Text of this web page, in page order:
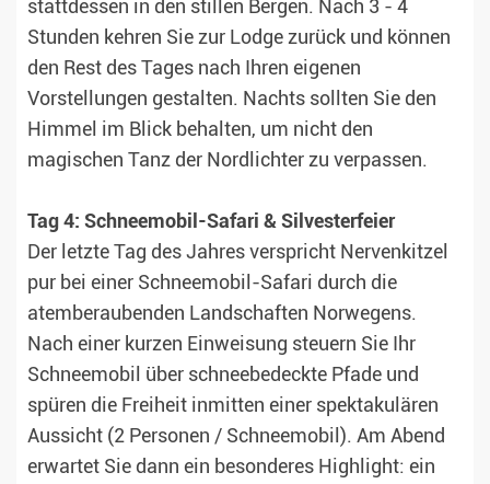
stattdessen in den stillen Bergen. Nach 3 - 4
Stunden kehren Sie zur Lodge zurück und können
den Rest des Tages nach Ihren eigenen
Vorstellungen gestalten. Nachts sollten Sie den
Himmel im Blick behalten, um nicht den
magischen Tanz der Nordlichter zu verpassen.
Tag 4: Schneemobil-Safari & Silvesterfeier
Der letzte Tag des Jahres verspricht Nervenkitzel
pur bei einer Schneemobil-Safari durch die
atemberaubenden Landschaften Norwegens.
Nach einer kurzen Einweisung steuern Sie Ihr
Schneemobil über schneebedeckte Pfade und
spüren die Freiheit inmitten einer spektakulären
Aussicht (2 Personen / Schneemobil). Am Abend
erwartet Sie dann ein besonderes Highlight: ein